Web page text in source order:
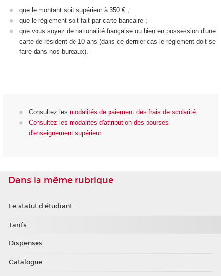
que le montant soit supérieur à 350 € ;
que le règlement soit fait par carte bancaire ;
que vous soyez de nationalité française ou bien en possession d'une
carte de résident de 10 ans (dans ce dernier cas le règlement doit se
faire dans nos bureaux).
Consultez les modalités de paiement des frais de scolarité.
Consultez les modalités d'attribution des bourses
d'enseignement supérieur.
Dans la même rubrique
Le statut d'étudiant
Tarifs
Dispenses
Catalogue